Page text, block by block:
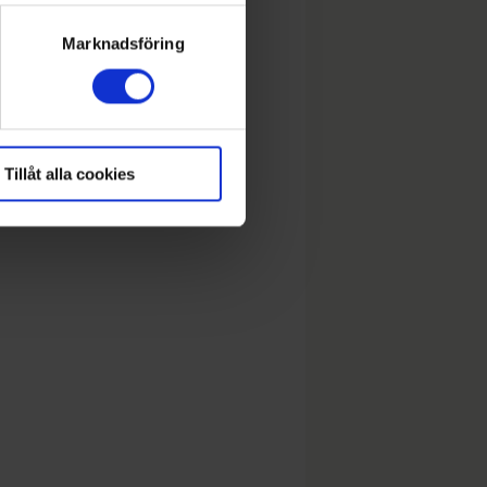
meter
Marknadsföring
Tillåt alla cookies